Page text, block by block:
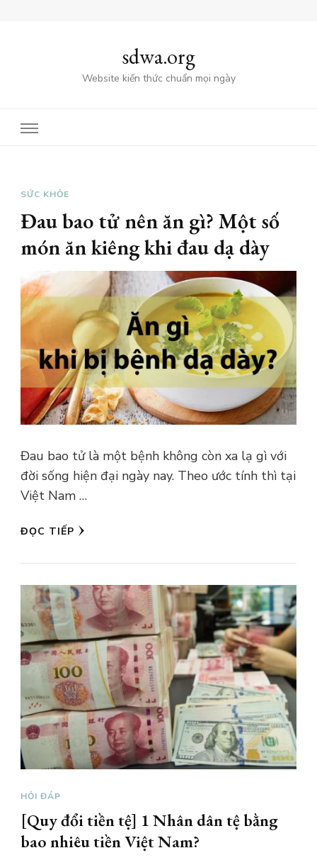
sdwa.org
Website kiến thức chuẩn mọi ngày
SỨC KHỎE
Đau bao tử nên ăn gì? Một số
món ăn kiêng khi đau dạ dày
Đau bao tử là một bệnh không còn xa lạ gì với
đời sống hiện đại ngày nay. Theo ước tính thì tại
Việt Nam …
ĐỌC TIẾP
HỎI ĐÁP
[Quy đổi tiền tệ] 1 Nhân dân tệ bằng
bao nhiêu tiền Việt Nam?